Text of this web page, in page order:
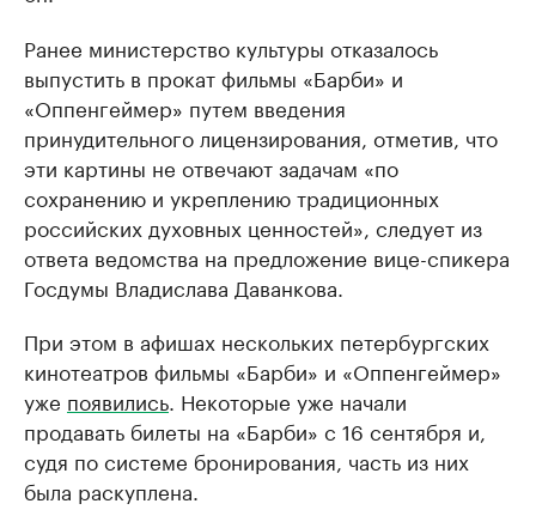
Ранее министерство культуры отказалось
выпустить в прокат фильмы «Барби» и
«Оппенгеймер» путем введения
принудительного лицензирования, отметив, что
эти картины не отвечают задачам «по
сохранению и укреплению традиционных
российских духовных ценностей», следует из
ответа ведомства на предложение вице-спикера
Госдумы Владислава Даванкова.
При этом в афишах нескольких петербургских
кинотеатров фильмы «Барби» и «Оппенгеймер»
уже появились. Некоторые уже начали
продавать билеты на «Барби» с 16 сентября и,
судя по системе бронирования, часть из них
была раскуплена.